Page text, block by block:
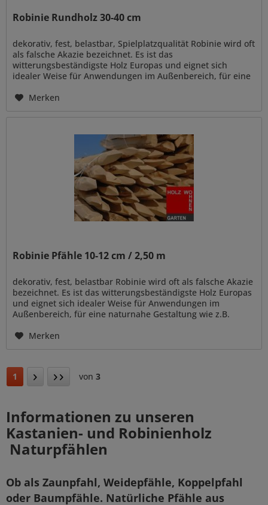
Robinie Rundholz 30-40 cm
dekorativ, fest, belastbar, Spielplatzqualität Robinie wird oft
als falsche Akazie bezeichnet. Es ist das
witterungsbeständigste Holz Europas und eignet sich
idealer Weise für Anwendungen im Außenbereich, für eine
Merken
Robinie Pfähle 10-12 cm / 2,50 m
dekorativ, fest, belastbar Robinie wird oft als falsche Akazie
bezeichnet. Es ist das witterungsbeständigste Holz Europas
und eignet sich idealer Weise für Anwendungen im
Außenbereich, für eine naturnahe Gestaltung wie z.B.
Merken
1 von 3
Informationen zu unseren
Kastanien- und Robinienholz
Naturpfählen
Ob als Zaunpfahl, Weidepfähle, Koppelpfahl
oder Baumpfähle. Natürliche Pfähle aus